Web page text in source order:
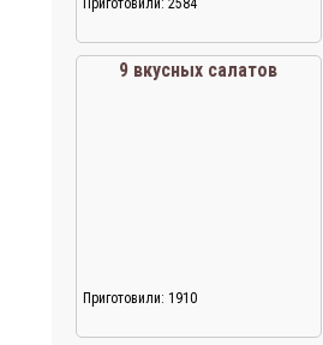
Приготовили: 2584
9 вкусных салатов
Приготовили: 1910